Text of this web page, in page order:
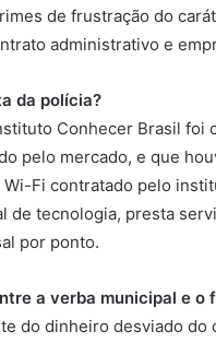
de frustração do
administrativo e
da polícia?
Conhecer Brasil
pelo mercado, e que
Fi contratado pelo
de tecnologia, presta
por ponto.
a verba municipal e o
do dinheiro desviado